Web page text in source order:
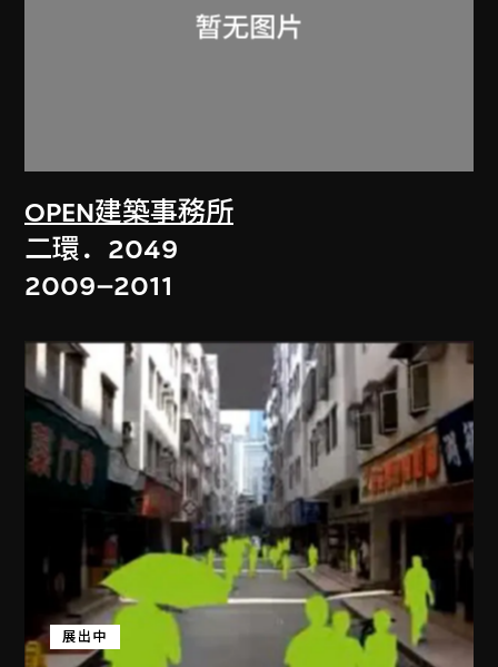
OPEN建築事務所
二環．2049
2009–2011
展出中